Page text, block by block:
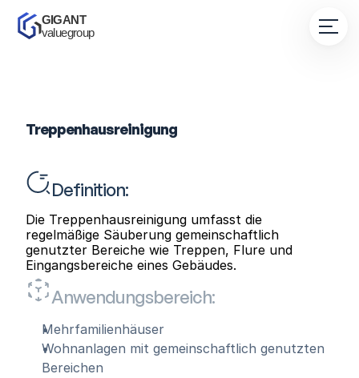
Treppenhausreinigung
Definition:
Die Treppenhausreinigung umfasst die
regelmäßige Säuberung gemeinschaftlich
genutzter Bereiche wie Treppen, Flure und
Eingangsbereiche eines Gebäudes.
Anwendungsbereich:
Mehrfamilienhäuser
Wohnanlagen mit gemeinschaftlich genutzten
Bereichen
GIGANT
valuegroup